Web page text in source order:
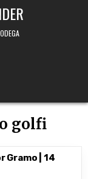
golfi
Gramo | 14